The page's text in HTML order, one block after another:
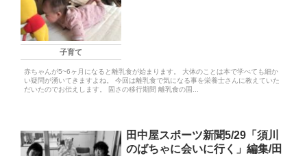
子育て
赤ちゃんが5~6ヶ月になると離乳食が始まります。 大体のことは本で学べても細か
い疑問が湧いてきますよね。 今回は離乳食で気になる事を栄養士さんに教えていた
だいたのでお伝えします。 固さの移行期間 離乳食の固...
田中屋スポーツ新聞5/29「須川
のばちゃに会いに行く」編集/田